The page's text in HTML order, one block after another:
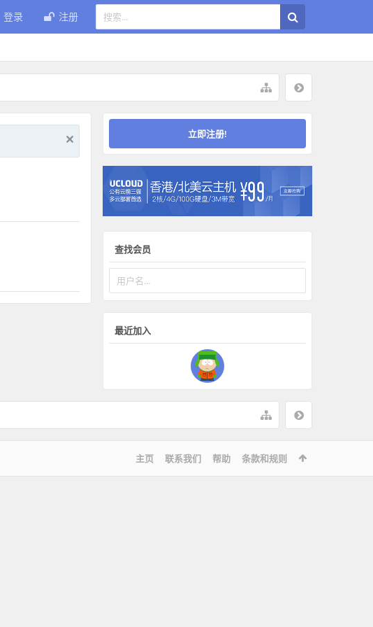
登录 注册
立即注册!
查找会员
最近加入
主页 联系我们 帮助 条款和规则